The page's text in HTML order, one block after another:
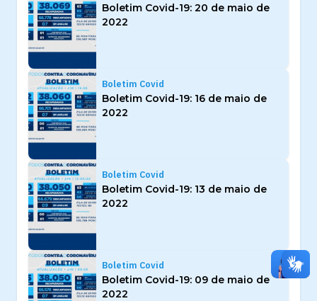
Boletim Covid-19: 20 de maio de
2022
Boletim Covid
Boletim Covid-19: 16 de maio de
2022
Boletim Covid
Boletim Covid-19: 13 de maio de
2022
Boletim Covid
Boletim Covid-19: 09 de maio de
2022